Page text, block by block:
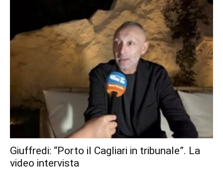
Giuffredi: “Porto il Cagliari in tribunale”. La
video intervista